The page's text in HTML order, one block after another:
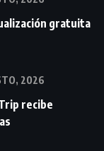
gratuita
2026
recibe